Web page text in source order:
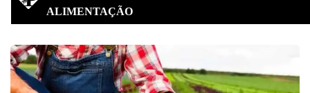
ALIMENTAÇÃO